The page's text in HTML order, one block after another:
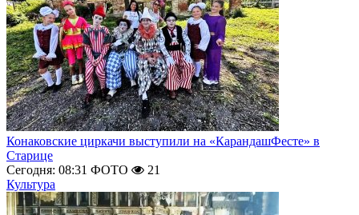
Конаковские циркачи выступили на «КарандашФесте» в
Старице
Сегодня: 08:31 ФОТО
21
Культура